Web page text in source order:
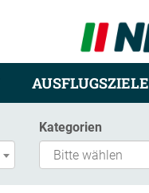
AUSFLUGSZIELE
Kategorien